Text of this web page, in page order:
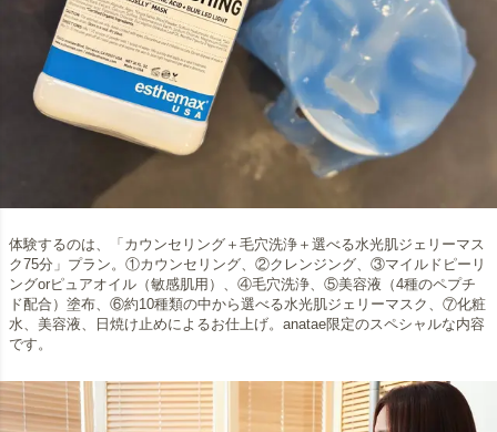
体験するのは、「カウンセリング＋毛穴洗浄＋選べる水光肌ジェリーマス
ク75分」プラン。①カウンセリング、②クレンジング、③マイルドピーリ
ングorピュアオイル（敏感肌用）、④毛穴洗浄、⑤美容液（4種のペプチ
ド配合）塗布、⑥約10種類の中から選べる水光肌ジェリーマスク、⑦化粧
水、美容液、日焼け止めによるお仕上げ。anatae限定のスペシャルな内容
です。